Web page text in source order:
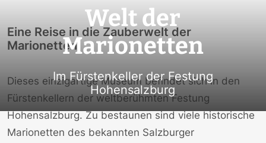
Welt der
Marionetten
Im Fürstenkeller der Festung
Hohensalzburg
Eine Reise in die Zauberwelt der
Marionetten.
Dieses einzigartige Museum befindet sich in den
Fürstenkellern der weltberühmten Festung
Hohensalzburg. Zu bestaunen sind viele historische
Marionetten des bekannten Salzburger